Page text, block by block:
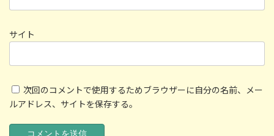
サイト
次回のコメントで使用するためブラウザーに自分の名前、メー
ルアドレス、サイトを保存する。